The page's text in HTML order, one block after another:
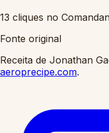
13 cliques no
Fonte original
Receita de Jonathan
aeroprecipe.com.